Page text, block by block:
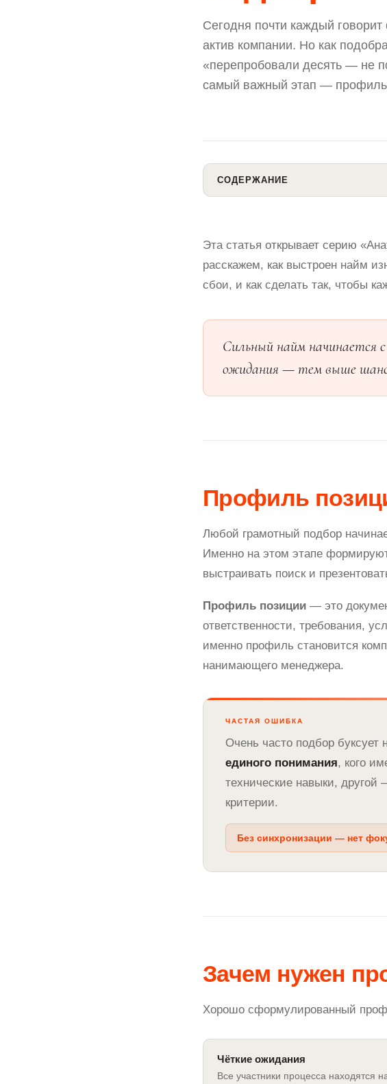
Сегодня почти каждый
актив компании. Но как
«перепробовали десять — не
самый важный этап — профиль
СОДЕРЖАНИЕ
Эта статья открывает серию
расскажем, как выстроен найм
сбои, и как сделать так, чтобы
Сильный найм начинается
ожидания — тем выше шанс
Профиль
Любой грамотный подбор
Именно на этом этапе
выстраивать поиск и
Профиль позиции — это
ответственности, требования,
именно профиль становится
нанимающего менеджера.
ЧАСТАЯ ОШИБКА
Очень часто подбор буксует
единого понимания, кого
технические навыки, другой
критерии.
Без синхронизации — нет
Зачем нужен
Хорошо сформулированный
Чёткие ожидания
Все участники процесса находятся